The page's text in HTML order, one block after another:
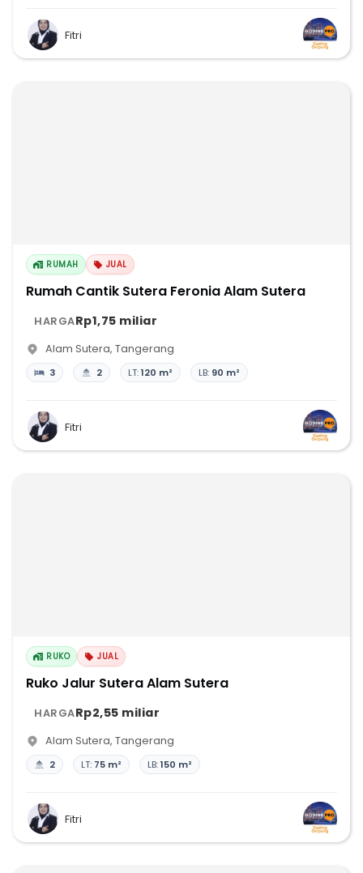
Fitri
RUMAH JUAL
Rumah Cantik Sutera Feronia Alam Sutera
HARGARp1,75 miliar
Alam Sutera, Tangerang
3 2 LT:120 m² LB: 90 m²
Fitri
RUKO JUAL
Ruko Jalur Sutera Alam Sutera
HARGARp2,55 miliar
Alam Sutera, Tangerang
2 LT: 75 m² LB:150 m²
Fitri